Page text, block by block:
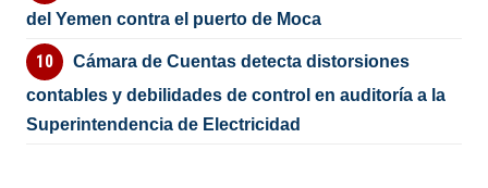
del Yemen contra el puerto de Moca
Cámara de Cuentas detecta distorsiones
contables y debilidades de control en auditoría a la
Superintendencia de Electricidad